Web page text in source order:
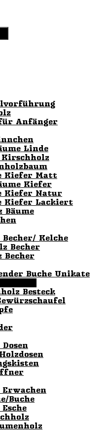
Anfänger
Linde
Kirschholz
Kiefer Matt
Kiefer
Kiefer Natur
Kiefer Lackiert
Bäume
Kelche
Becher
Becher
Buche Unikate
Besteck
Buche